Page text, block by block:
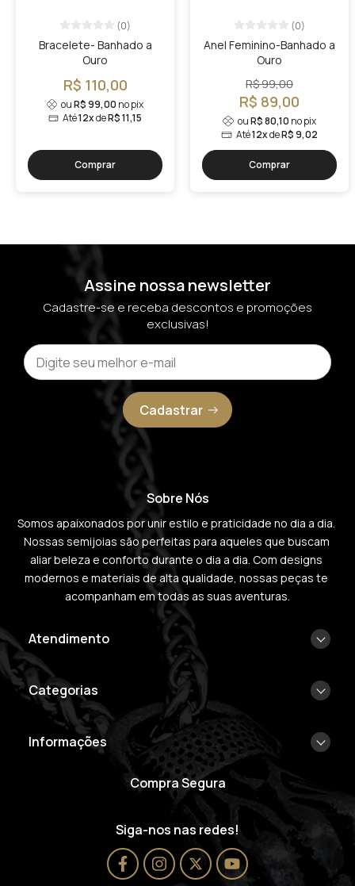
(0)
Bracelete- Banhado a
Ouro
R$ 110,00
ouR$ 99,00 no pix
Até12xdeR$ 11,15
Comprar
(0)
Anel Feminino-Banhado a
Ouro
R$ 99,00
R$ 89,00
ouR$ 80,10 no pix
Até12xdeR$ 9,02
Comprar
Assine nossa newsletter
Cadastre-se e receba descontos e promoções
exclusivas!
Cadastrar
Sobre Nós
Somos apaixonados por unir estilo e praticidade no dia a dia.
Nossas semijoias são perfeitas para aqueles que buscam
aliar beleza e conforto durante o dia a dia. Com designs
modernos e materiais de alta qualidade, nossas peças te
acompanham em todas as suas aventuras.
Categorias
Informações
Compra Segura
Atendimento
Siga-nos nas redes!